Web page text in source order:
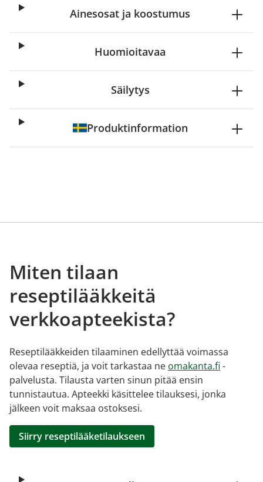
Ainesosat ja koostumus
Huomioitavaa
Säilytys
Produktinformation
Miten tilaan
reseptilääkkeitä
verkkoapteekista?
Reseptilääkkeiden tilaaminen edellyttää voimassa
olevaa reseptiä, ja voit tarkastaa ne omakanta.fi -
palvelusta. Tilausta varten sinun pitää ensin
tunnistautua. Apteekki käsittelee tilauksesi, jonka
jälkeen voit maksaa ostoksesi.
Siirry reseptilääketilaukseen